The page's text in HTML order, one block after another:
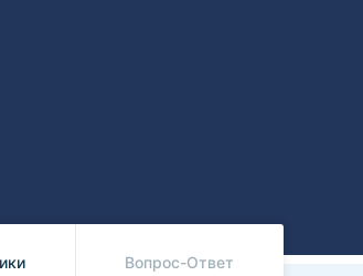
Вопрос-Ответ